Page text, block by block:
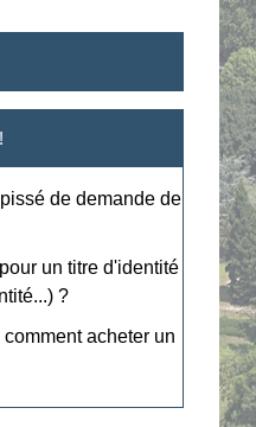
de demande de
un titre d'identité
?
acheter un